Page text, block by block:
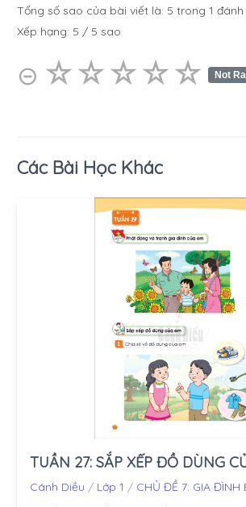
Tổng số sao của bài viết là: 5 trong 1
Xếp hạng: 5 / 5 sao
⊝ ☆☆☆☆☆
★★★★★ Not
Các Bài Học Khác
TUẦN 27: SẮP XẾP ĐỒ DÙNG
Cánh Diều / Lớp 1 / CHỦ ĐỀ 7: GIA ĐÌNH